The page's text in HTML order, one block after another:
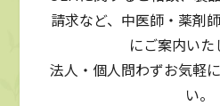
請求など、中医師・薬剤
にご案内いた
法人・個人問わずお気軽
い。